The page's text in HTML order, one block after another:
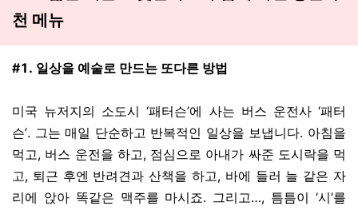
천 메뉴
#1. 일상을 예술로 만드는 또다른 방법
미국 뉴저지의 소도시 ‘패터슨’에 사는 버스 운전사 ‘패터
슨’. 그는 매일 단순하고 반복적인 일상을 보냅니다. 아침을
먹고, 버스 운전을 하고, 점심으로 아내가 싸준 도시락을 먹
고, 퇴근 후엔 반려견과 산책을 하고, 바에 들러 늘 같은 자
리에 앉아 똑같은 맥주를 마시죠. 그리고…, 틈틈이 ‘시’를